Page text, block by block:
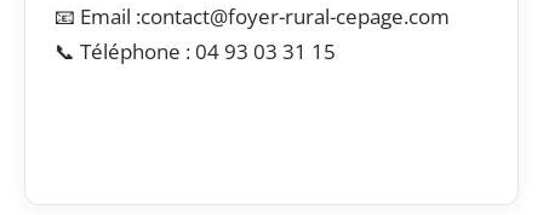
📧 Email :contact@foyer-rural-cepage.com
📞 Téléphone : 04 93 03 31 15